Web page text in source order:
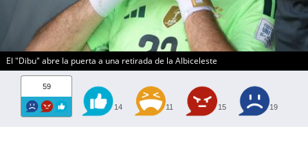
El "Dibu" abre la puerta a una retirada de la Albiceleste
59
14 11 15 19